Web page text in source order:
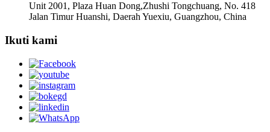
Unit 2001, Plaza Huan Dong,Zhushi Tongchuang, No. 418
Jalan Timur Huanshi, Daerah Yuexiu, Guangzhou, China
Ikuti kami